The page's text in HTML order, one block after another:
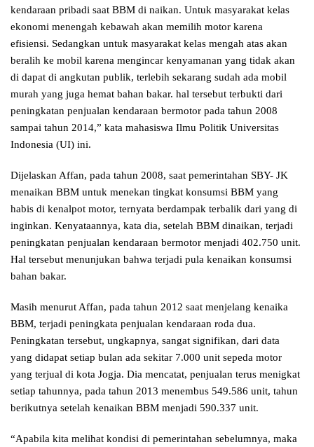
kendaraan pribadi saat BBM di naikan. Untuk masyarakat kelas
ekonomi menengah kebawah akan memilih motor karena
efisiensi. Sedangkan untuk masyarakat kelas mengah atas akan
beralih ke mobil karena mengincar kenyamanan yang tidak akan
di dapat di angkutan publik, terlebih sekarang sudah ada mobil
murah yang juga hemat bahan bakar. hal tersebut terbukti dari
peningkatan penjualan kendaraan bermotor pada tahun 2008
sampai tahun 2014,” kata mahasiswa Ilmu Politik Universitas
Indonesia (UI) ini.
Dijelaskan Affan, pada tahun 2008, saat pemerintahan SBY- JK
menaikan BBM untuk menekan tingkat konsumsi BBM yang
habis di kenalpot motor, ternyata berdampak terbalik dari yang di
inginkan. Kenyataannya, kata dia, setelah BBM dinaikan, terjadi
peningkatan penjualan kendaraan bermotor menjadi 402.750 unit.
Hal tersebut menunjukan bahwa terjadi pula kenaikan konsumsi
bahan bakar.
Masih menurut Affan, pada tahun 2012 saat menjelang kenaika
BBM, terjadi peningkata penjualan kendaraan roda dua.
Peningkatan tersebut, ungkapnya, sangat signifikan, dari data
yang didapat setiap bulan ada sekitar 7.000 unit sepeda motor
yang terjual di kota Jogja. Dia mencatat, penjualan terus menigkat
setiap tahunnya, pada tahun 2013 menembus 549.586 unit, tahun
berikutnya setelah kenaikan BBM menjadi 590.337 unit.
“Apabila kita melihat kondisi di pemerintahan sebelumnya, maka